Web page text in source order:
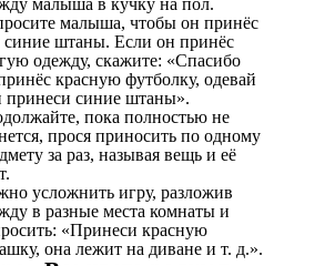
малыша в кучку на пол.
малыша, чтобы он принёс
синие штаны. Если он принёс
одежду, скажите: «Спасибо
красную футболку, одевай
принеси синие штаны».
пока полностью не
прося приносить по одному
за раз, называя вещь и её
усложнить игру, разложив
в разные места комнаты и
«Принеси красную
она лежит на диване и т. д.».